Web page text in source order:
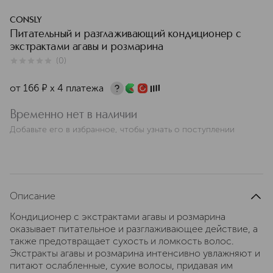
CONSLY
Питательный и разглаживающий кондиционер с
экстрактами агавы и розмарина
(0)
от 166 ¤ х 4 платежа
Временно нет в наличии
Добавьте его в избранное, чтобы узнать о поступлении
Описание
Кондиционер с экстрактами агавы и розмарина
оказывает питательное и разглаживающее действие, а
также предотвращает сухость и ломкость волос.
Экстракты агавы и розмарина интенсивно увлажняют и
питают ослабленные, сухие волосы, придавая им